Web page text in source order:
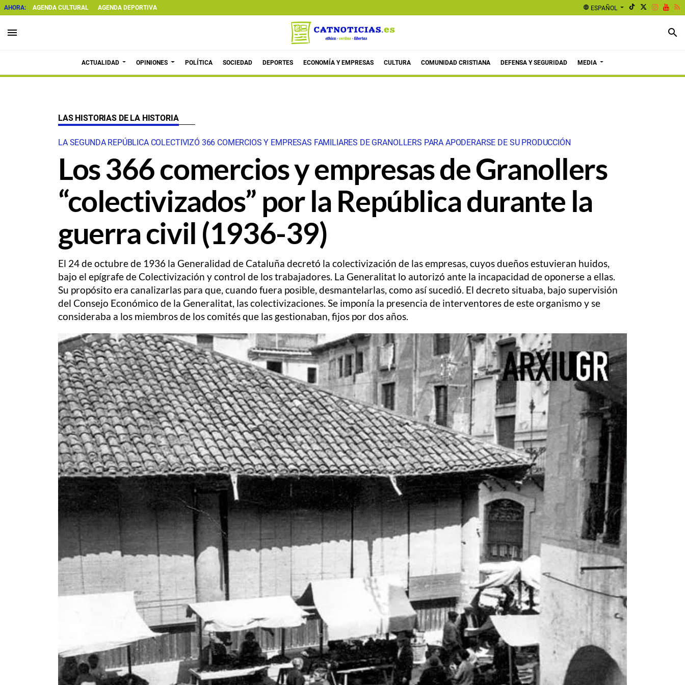
AGENDA CULTURAL AGENDA DEPORTIVA language ESPAÑOL
menu search
ACTUALIDAD OPINIONES POLÍTICA SOCIEDAD DEPORTES ECONOMÍA Y EMPRESAS CULTURA COMUNIDAD CRISTIANA DEFENSA Y SEGURIDAD MEDIA
LAS HISTORIAS DE LA HISTORIA
LA SEGUNDA REPÚBLICA COLECTIVIZÓ 366 COMERCIOS Y EMPRESAS FAMILIARES DE GRANOLLERS PARA APODERARSE DE SU PRODUCCIÓN
Los 366 comercios y empresas de Granollers
“colectivizados” por la República durante la
guerra civil (1936-39)
El 24 de octubre de 1936 la Generalidad de Cataluña decretó la colectivización de las empresas, cuyos dueños estuvieran huidos,
bajo el epígrafe de Colectivización y control de los trabajadores. La Generalitat lo autorizó ante la incapacidad de oponerse a ellas.
Su propósito era canalizarlas para que, cuando fuera posible, desmantelarlas, como así sucedió. El decreto situaba, bajo supervisión
del Consejo Económico de la Generalitat, las colectivizaciones. Se imponía la presencia de interventores de este organismo y se
consideraba a los miembros de los comités que las gestionaban, fijos por dos años.